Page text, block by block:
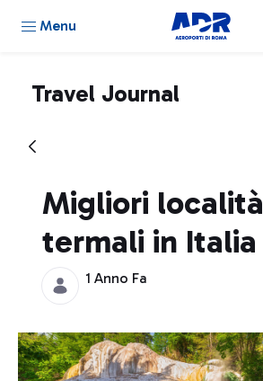
Menu
Travel Journal
Migliori località
termali in Italia
1 Anno Fa